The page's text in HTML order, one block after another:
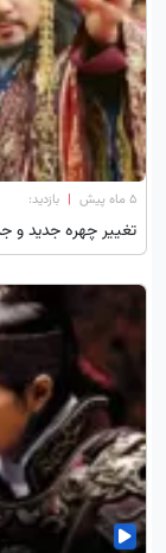
۵ ماه پیش | بازدید:
تغییر چهره جدید و